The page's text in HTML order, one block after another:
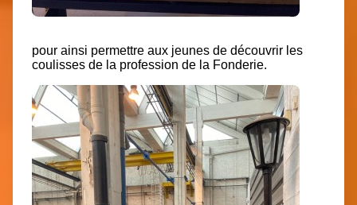
pour ainsi permettre aux jeunes de découvrir les
coulisses de la profession de la Fonderie.